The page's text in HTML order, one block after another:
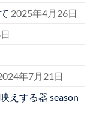
2025年4月26日
年7月21日
えする器 season